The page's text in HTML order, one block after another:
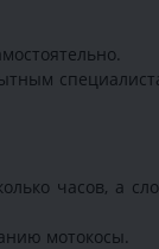
часов, а
мотокосы.